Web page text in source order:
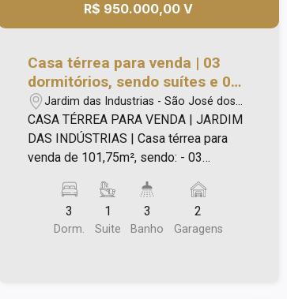
R$ 950.000,00 V
Casa térrea para venda | 03
dormitórios, sendo suítes e 02
vagas de garagem | Jardim das
Indústrias| São José dos
Campos |
Jardim das Industrias - São José dos
Campos/SP
CASA TÉRREA PARA VENDA | JARDIM
DAS INDÚSTRIAS | Casa térrea para
venda de 101,75m², sendo: - 03
garagem; - Sala para 02 ambientes; -
Repleta de armários; - Ampla cozinha; -
Banheiro e dormitório de empregada;
3
Dorm.
1
Suite
3
Banho
2
Garagens